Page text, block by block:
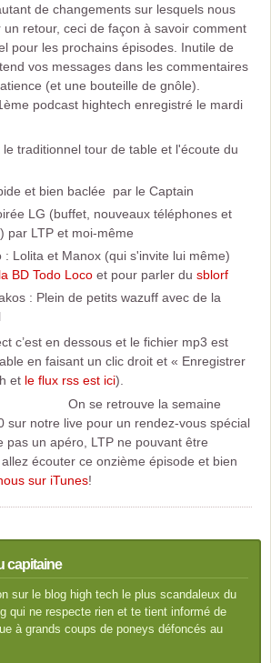
de changements sur lesquels nous
retour, ceci de façon à savoir comment
pour les prochains épisodes. Inutile de
vos messages dans les commentaires
(et une bouteille de gnôle).
podcast hightech enregistré le mardi
traditionnel tour de table et l'écoute du
et bien baclée par le Captain
LG (buffet, nouveaux téléphones et
par LTP et moi-même
: Lolita et Manox (qui s'invite lui même)
BD Todo Loco et pour parler du sblorf
: Plein de petits wazuff avec de la
c’est en dessous et le fichier mp3 est
en faisant un clic droit et « Enregistrer
et le flux rss est ici).
On se retrouve la semaine
sur notre live pour un rendez-vous spécial
pas un apéro, LTP ne pouvant être
écouter ce onzième épisode et bien
sur iTunes!
capitaine
sur le blog high tech le plus scandaleux du
qui ne respecte rien et te tient informé de
à grands coups de poneys défoncés au